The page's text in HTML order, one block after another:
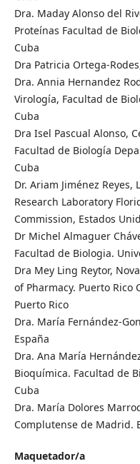
Dra. Maday Alonso del
Proteínas Facultad de
Cuba
Dra Patricia Ortega-
Dra. Annia Hernandez
Virología, Facultad de
Cuba
Dra Isel Pascual Alonso,
Facultad de Biología
Cuba
Dr. Ariam Jiménez Reyes,
Research Laboratory
Commission, Estados
Dr Michel Almaguer
Facultad de Biologia.
Dra Mey Ling Reytor,
of Pharmacy. Puerto Rico
Puerto Rico
Dra. María Fernández-
España
Dra. Ana María
Bioquímica. Facultad de
Cuba
Dra. María Dolores
Complutense de Madrid.
Maquetador/a